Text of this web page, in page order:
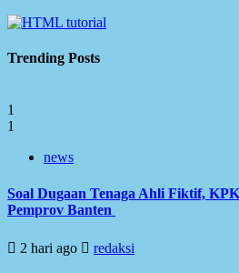
Trending Posts
1
1
news
Soal Dugaan Tenaga Ahli Fiktif,
Pemprov Banten
2 hari ago redaksi